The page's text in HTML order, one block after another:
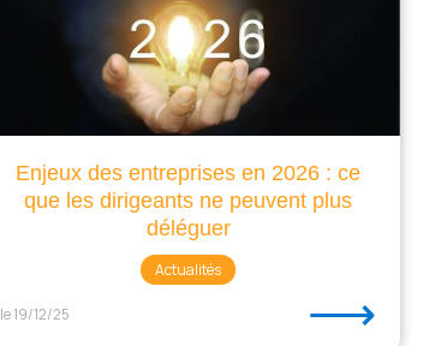
Enjeux des entreprises en 2026 : ce
que les dirigeants ne peuvent plus
déléguer
Actualités
le 19/12/25 ⟶